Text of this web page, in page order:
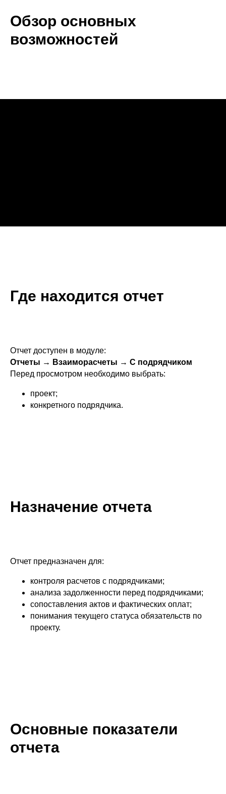
Обзор основных
возможностей
Где находится отчет
Отчет доступен в модуле:
Отчеты → Взаиморасчеты → С подрядчиком
Перед просмотром необходимо выбрать:
проект;
конкретного подрядчика.
Назначение отчета
Отчет предназначен для:
контроля расчетов с подрядчиками;
анализа задолженности перед подрядчиками;
сопоставления актов и фактических оплат;
понимания текущего статуса обязательств по
проекту.
Основные показатели
отчета